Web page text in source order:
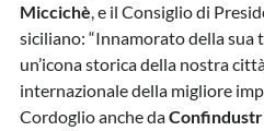
Miccichè, e il Consiglio di
siciliano: “Innamorato della sua
un’icona storica della nostra
internazionale della migliore
Cordoglio anche da